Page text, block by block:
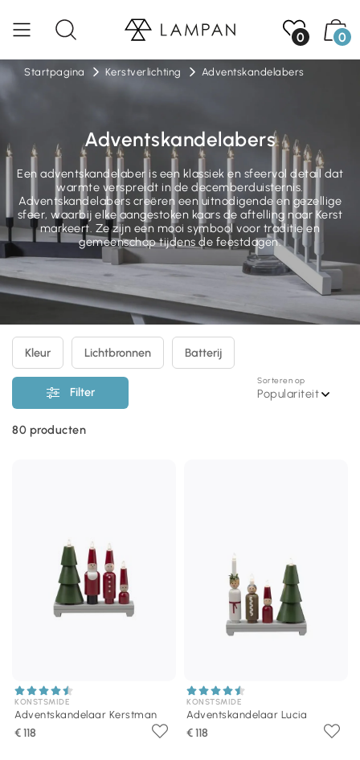
0 0
Startpagina Kerstverlichting Adventskandelabers
Adventskandelabers
Een adventskandelaber is een klassiek en sfeervol detail dat
warmte verspreidt in de decemberduisternis.
Adventskandelabers creëren een uitnodigende en gezellige
sfeer, waarbij elke aangestoken kaars de aftelling naar Kerst
markeert. Ze zijn een mooi symbool voor traditie en
gemeenschap tijdens de feestdagen.
Filter
Kleur Lichtbronnen Batterij
Sorteren op
Populariteit
80 producten
KONSTSMIDE
Adventskandelaar Kerstman
€ 118
KONSTSMIDE
Adventskandelaar Lucia
€ 118